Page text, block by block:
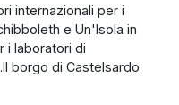
internazionali per i
e Un'Isola in
i laboratori di
borgo di Castelsardo